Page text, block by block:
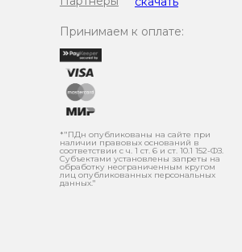
*"ПДн опубликованы на сайте при
наличии правовых оснований в
соответствии с ч. 1 ст. 6 и ст. 10.1 152-ФЗ.
Субъектами установлены запреты на
обработку неограниченным кругом
лиц опубликованных персональных
данных."
Принимаем к оплате: